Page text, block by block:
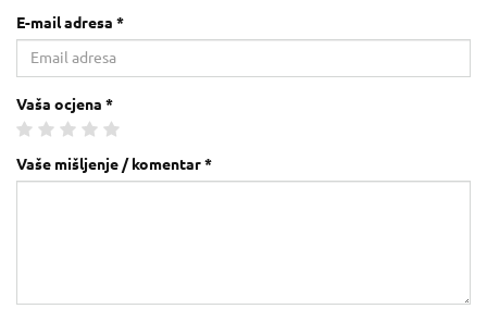
E-mail adresa *
Vaša ocjena *
Vaše mišljenje / komentar *